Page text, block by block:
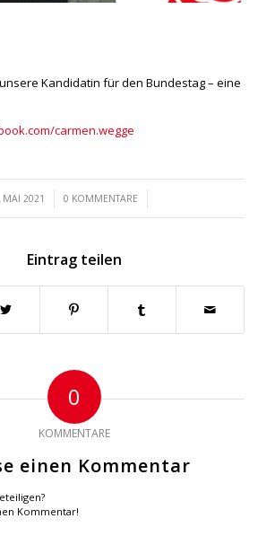
Kandidatin für den Bundestag – eine
carmen.wegge
MAI 2021 0 KOMMENTARE
/
Eintrag teilen
0
KOMMENTARE
einen Kommentar
Kommentar!